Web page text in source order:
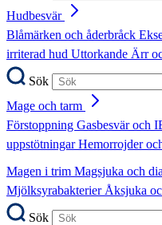
Hudbesvär
Blåmärken och åderbråck
irriterad hud Uttorkande Ärr
Sök
Mage och tarm
Förstoppning Gasbesvär och
uppstötningarHemorrojder
Magen i trim Magsjuka och
MjölksyrabakterierÅksjuka
Sök